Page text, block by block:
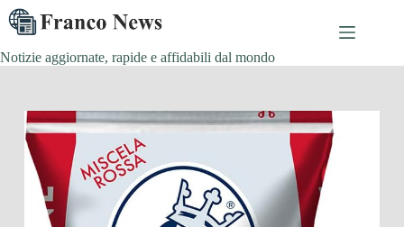
Salta
al
contenuto
Notizie aggiornate, rapide e affidabili dal mondo